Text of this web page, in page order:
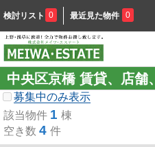
検討リスト 0 最近見た物件 0
中央区京橋 賃貸、店舗
募集中のみ表示
該当物件 1 棟
空き数 4 件